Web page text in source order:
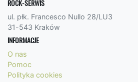
ROCK-SERWIS
ul. płk. Francesco Nullo 28/LU3
31-543 Kraków
INFORMACJE
O nas
Pomoc
Polityka cookies